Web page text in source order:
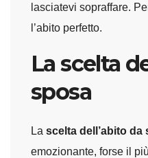
lasciatevi sopraffare.
l’abito perfetto.
La scelta
sposa
La scelta dell’abito da
emozionante, forse il